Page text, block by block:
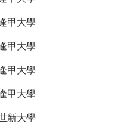
甲大學
甲大學
甲大學
甲大學
新大學